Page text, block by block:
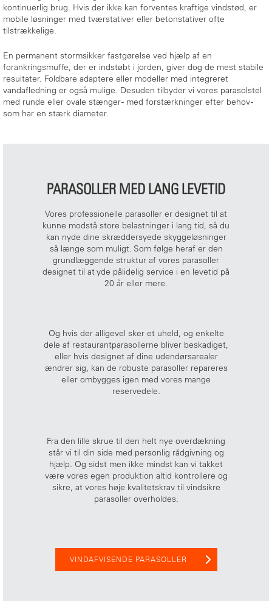
kontinuerlig brug. Hvis der ikke kan forventes kraftige vindstød, er
mobile løsninger med tværstativer eller betonstativer ofte
tilstrækkelige.
En permanent stormsikker fastgørelse ved hjælp af en
forankringsmuffe, der er indstøbt i jorden, giver dog de mest stabile
resultater. Foldbare adaptere eller modeller med integreret
vandafledning er også mulige. Desuden tilbyder vi vores parasolstel
med runde eller ovale stænger - med forstærkninger efter behov -
som har en stærk diameter.
PARASOLLER MED LANG LEVETID
Vores professionelle parasoller er designet til at
kunne modstå store belastninger i lang tid, så du
kan nyde dine skræddersyede skyggeløsninger
så længe som muligt. Som følge heraf er den
grundlæggende struktur af vores parasoller
designet til at yde pålidelig service i en levetid på
20 år eller mere.
Og hvis der alligevel sker et uheld, og enkelte
dele af restaurantparasollerne bliver beskadiget,
eller hvis designet af dine udendørsarealer
ændrer sig, kan de robuste parasoller repareres
eller ombygges igen med vores mange
reservedele.
Fra den lille skrue til den helt nye overdækning
står vi til din side med personlig rådgivning og
hjælp. Og sidst men ikke mindst kan vi takket
være vores egen produktion altid kontrollere og
sikre, at vores høje kvalitetskrav til vindsikre
parasoller overholdes.
VINDAFVISENDE PARASOLLER